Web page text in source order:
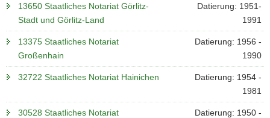
13650 Staatliches Notariat Görlitz-
Stadt und Görlitz-Land
Datierung: 1951-
1991
13375 Staatliches Notariat
Großenhain
Datierung: 1956 -
1990
32722 Staatliches Notariat Hainichen
Datierung: 1954 -
1981
30528 Staatliches Notariat
Datierung: 1950 -